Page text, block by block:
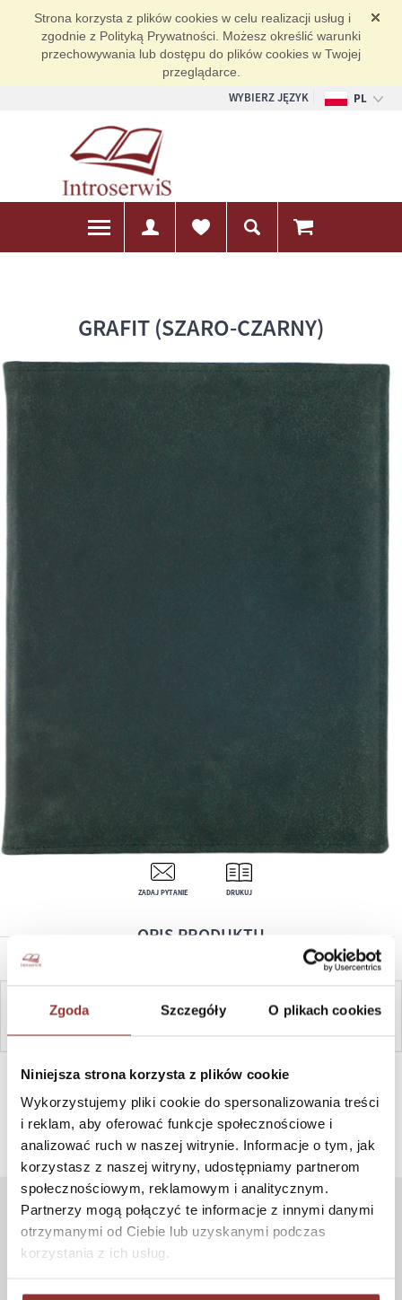
Zgoda Szczegóły O plikach cookies
Niniejsza strona korzysta z plików cookie
Wykorzystujemy pliki cookie do spersonalizowania treści
i reklam, aby oferować funkcje społecznościowe i
analizować ruch w naszej witrynie. Informacje o tym, jak
korzystasz z naszej witryny, udostępniamy partnerom
społecznościowym, reklamowym i analitycznym.
Partnerzy mogą połączyć te informacje z innymi danymi
otrzymanymi od Ciebie lub uzyskanymi podczas
korzystania z ich usług.
Strona korzysta z plików cookies w celu realizacji usług i
zgodnie z Polityką Prywatności. Możesz określić warunki
przechowywania lub dostępu do plików cookies w Twojej
przeglądarce.
WYBIERZ JĘZYK
PL
GRAFIT (SZARO-CZARNY)
ZADAJ PYTANIE DRUKUJ
OPIS PRODUKTU
ZAPYTAJ
SZYBKI KONTAKT PN-PT, 8-16, +48 698 291 992, +48 608
381 865
ZAKUPY